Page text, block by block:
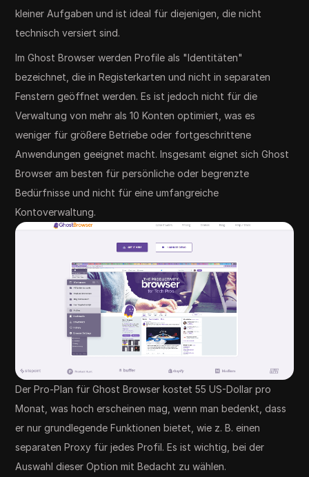
kleiner Aufgaben und ist ideal für diejenigen, die nicht
technisch versiert sind.
Im Ghost Browser werden Profile als "Identitäten"
bezeichnet, die in Registerkarten und nicht in separaten
Fenstern geöffnet werden. Es ist jedoch nicht für die
Verwaltung von mehr als 10 Konten optimiert, was es
weniger für größere Betriebe oder fortgeschrittene
Anwendungen geeignet macht. Insgesamt eignet sich Ghost
Browser am besten für persönliche oder begrenzte
Bedürfnisse und nicht für eine umfangreiche
Kontoverwaltung.
Der Pro-Plan für Ghost Browser kostet 55 US-Dollar pro
Monat, was hoch erscheinen mag, wenn man bedenkt, dass
er nur grundlegende Funktionen bietet, wie z. B. einen
separaten Proxy für jedes Profil. Es ist wichtig, bei der
Auswahl dieser Option mit Bedacht zu wählen.